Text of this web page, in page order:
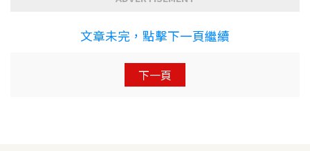
文章未完，點擊下一頁繼續
下一頁